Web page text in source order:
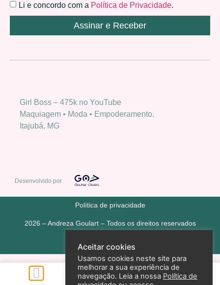
Girl Boss – 475k no YouTube
Maquiagem • Moda • Empoderamento.
Itajubá, MG
Li e concordo com a Política de Privacidade.
Assinar e Receber
Desenvolvido por
Política de privacidade
2026 – Andreza Goulart – Todos os direitos reservados
Aceitar cookies
Usamos cookies neste site para
melhorar a sua experiência de
navegação. Leia a nossa Política de